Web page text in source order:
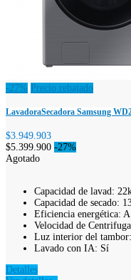
-27% Precio rebajado
LavadoraSecadora Samsung
$3.949.903
$5.399.900 -27%
Agotado
Capacidad de lavad:
Capacidad de secado:
Eficiencia energética: A
Velocidad de
Luz interior del
Lavado con IA: Sí
Detalles